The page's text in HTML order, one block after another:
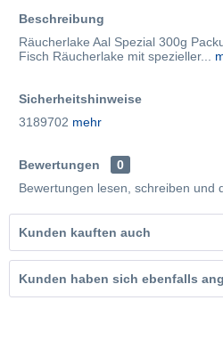
Beschreibung
Räucherlake Aal Spezial 300g
Fisch Räucherlake mit spezieller...
Sicherheitshinweise
3189702 mehr
Bewertungen
0
Bewertungen lesen, schreiben und
Kunden kauften auch
Kunden haben sich ebenfalls